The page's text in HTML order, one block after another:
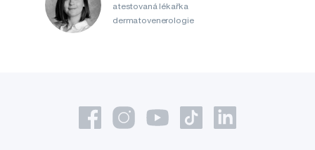
atestovaná lékařka
dermatovenerologie